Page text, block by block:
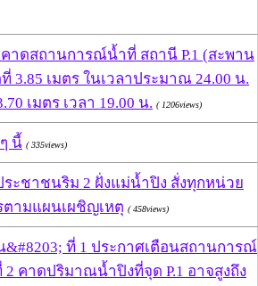
าดสถานการณ์น้ำที่ สถานี P.1 (สะพาน
3.85 เมตร ในเวลาประมาณ 24.00 น.
เมตร เวลา 19.00 น. ( 1206views)
นี้ ( 335views)
ระชาชนริม 2 ฝั่งแม่น้ำปิง สั่งทุกหน่วย
ามแผนเผชิญเหตุ ( 458views)
ที่ 1 ประกาศเตือนสถานการณ์
คาดปริมาณน้ำปิงที่จุด P.1 อาจสูงถึง